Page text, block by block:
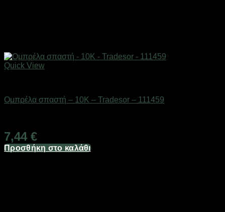
Quick View
Ομπρέλα σπαστή – 10K – Tradesor – 111459
7,44 €
Προσθήκη στο καλάθι